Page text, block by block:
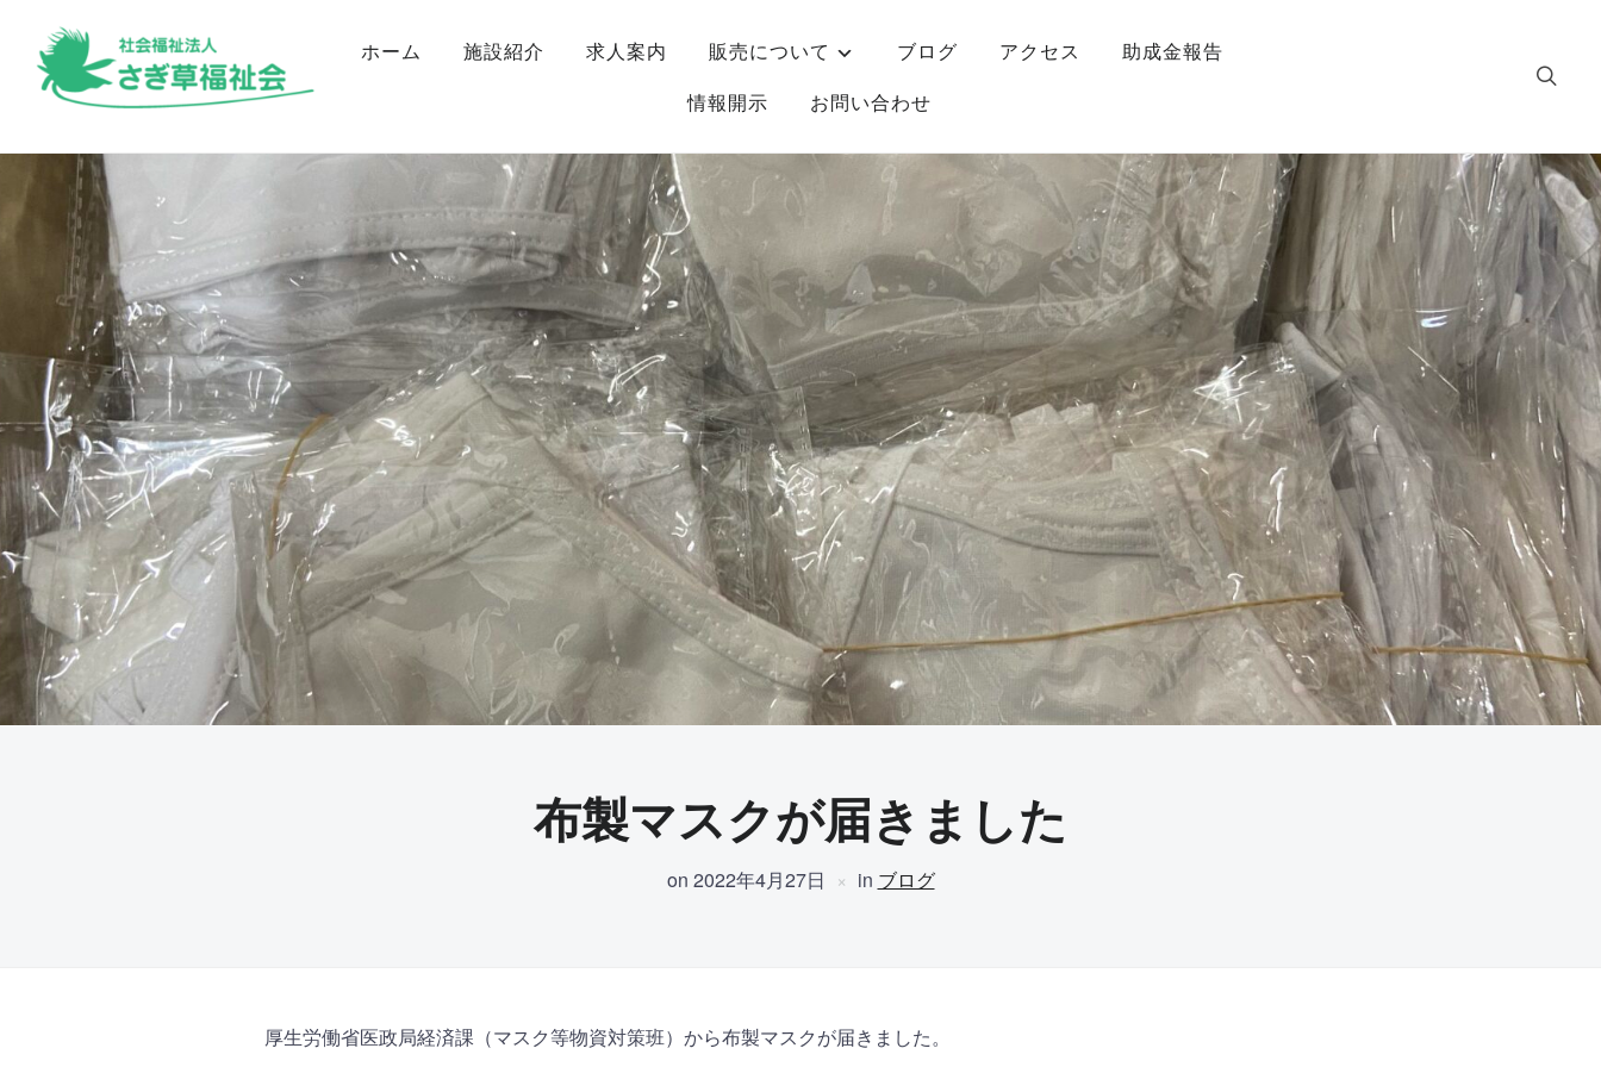
ホーム 施設紹介 求人案内 販売について ブログ アクセス
助成金報告
情報開示
お問い合わせ
布製マスクが届きました
on 2022年4月27日 in ブログ
厚生労働省医政局経済課（マスク等物資対策班）から布製マスクが届きました。